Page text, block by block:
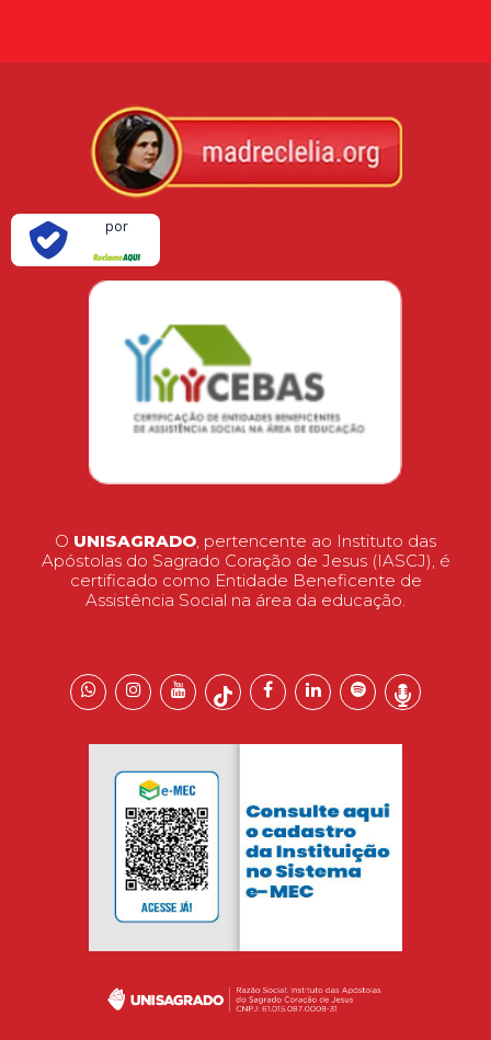
por
O UNISAGRADO, pertencente ao Instituto das
Apóstolas do Sagrado Coração de Jesus (IASCJ), é
certificado como Entidade Beneficente de
Assistência Social na área da educação.